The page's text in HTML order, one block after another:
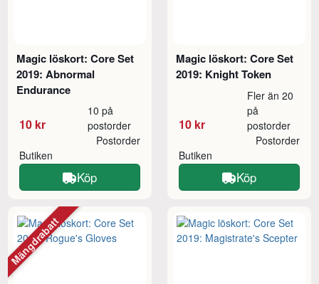
Magic löskort: Core Set
2019: Abnormal
Endurance
10 kr
10 på
postorder
Butiken
Postorder
Köp
Magic löskort: Core Set
2019: Knight Token
10 kr
Fler än 20
på
postorder
Butiken
Postorder
Köp
Mängdrabatt